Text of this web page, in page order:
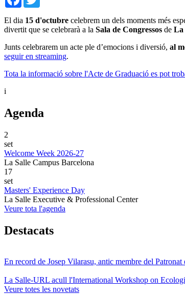
El dia 15 d'octubre celebrem un dels moments més
divertit que se celebrarà a la Sala de Congressos de La
Junts celebrarem un acte ple d’emocions i diversió, al
seguir en streaming.
Tota la informació sobre l'Acte de Graduació es pot
i
Agenda
2
set
Welcome Week 2026-27
La Salle Campus Barcelona
17
set
Masters' Experience Day
La Salle Executive & Professional Center
Veure tota l'agenda
Destacats
En record de Josep Vilarasu, antic membre del
La Salle-URL acull l'International Workshop on
Veure totes les novetats